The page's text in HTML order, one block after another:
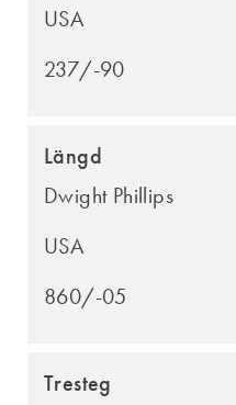
USA
237/-90
Längd
Dwight Phillips
USA
860/-05
Tresteg